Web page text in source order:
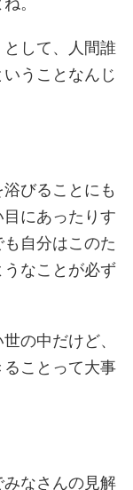
して、人間誰
うことなんじ
びることにも
にあったりす
自分はこのた
なことが必ず
の中だけど、
ことって大事
なさんの見解